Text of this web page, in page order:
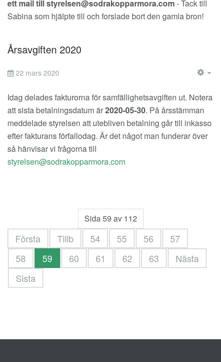
ett mail tillstyrelsen@sodrakopparmora.com- Tack till
Sabina som hjälpte till och forslade bort den gamla bron!
Årsavgiften 2020
22 mars 2020
Idag delades fakturorna för samfällighetsavgiften ut. Notera
att sista betalningsdatum är2020-05-30. På årsstämman
meddelade styrelsen att utebliven betalning går till inkasso
efter fakturans förfallodag. Är det något man funderar över
så hänvisar vi frågorna till
Sida 59 av 112
Första Tillb 54 55 56
57
58
59 60 61 62 63
Nästa
Sista